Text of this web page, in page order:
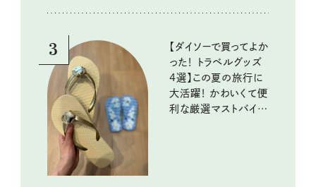
3
【ダイソーで買ってよか
った！ トラベルグッズ
4選】この夏の旅行に
大活躍！ かわいくて便
利な厳選マストバイア